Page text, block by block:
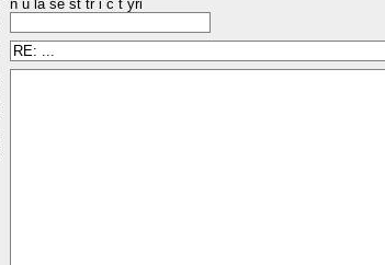
n u la še st tř i č t yři